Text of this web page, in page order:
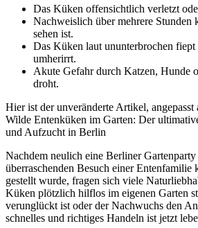
Das Küken offensichtlich verletzt
Nachweislich über mehrere Stunden
sehen ist.
Das Küken laut ununterbrochen
umherirrt.
Akute Gefahr durch Katzen, Hunde
droht.
Hier ist der unveränderte Artikel, angepasst
Wilde Entenküken im Garten: Der
und Aufzucht in Berlin
Nachdem neulich eine Berliner Gartenparty
überraschenden Besuch einer
gestellt wurde, fragen sich viele
Küken plötzlich hilflos im eigenen Garten
verunglückt ist oder der Nachwuchs den
schnelles und richtiges Handeln ist jetzt